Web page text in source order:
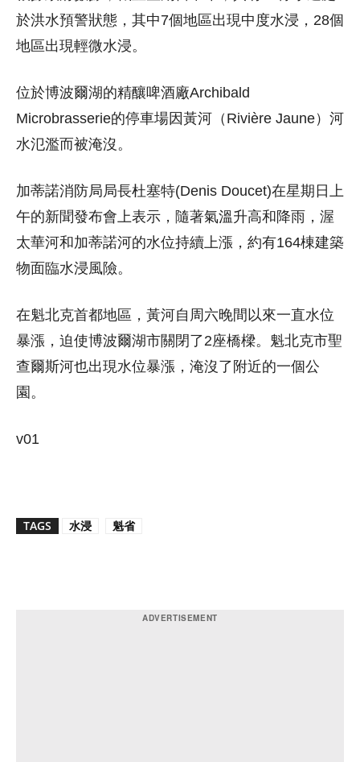
於洪水預警狀態，其中7個地區出現中度水浸，28個
地區出現輕微水浸。
位於博波爾湖的精釀啤酒廠Archibald
Microbrasserie的停車場因黃河（Rivière Jaune）河
水氾濫而被淹沒。
加蒂諾消防局局長杜塞特(Denis Doucet)在星期日上
午的新聞發布會上表示，隨著氣溫升高和降雨，渥
太華河和加蒂諾河的水位持續上漲，約有164棟建築
物面臨水浸風險。
在魁北克首都地區，黃河自周六晚間以來一直水位
暴漲，迫使博波爾湖市關閉了2座橋樑。魁北克市聖
查爾斯河也出現水位暴漲，淹沒了附近的一個公
園。
v01
TAGS 水浸 魁省